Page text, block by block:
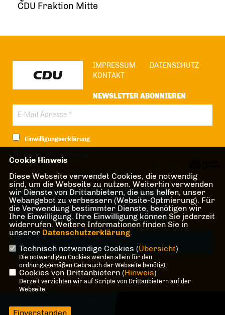
CDU Fraktion Mitte
IMPRESSUM
DATENSCHUTZ
KONTAKT
NEWSLETTER ABONNIEREN
Einwilligungserklärung
der nachfolgenden Datenschutzerklärung.*
Anti-Roboter-Verifizierung
Hier klicken
Friendly Captcha ⇗
* Pflichtfeld!
Alle Rechte vorbehalten.
Cookie Hinweis
Diese Webseite verwendet Cookies, die notwendig
sind, um die Webseite zu nutzen. Weiterhin verwenden
wir Dienste von Drittanbietern, die uns helfen, unser
Webangebot zu verbessern (Website-Optmierung). Für
die Verwendung bestimmter Dienste, benötigen wir
Ihre Einwilligung. Ihre Einwilligung können Sie jederzeit
widerrufen. Weitere Informationen finden Sie in
unserer Datenschutzerklärung.
Technisch notwendige Cookies (Übersicht)
Die notwendigen Cookies werden allein für den
ordnungsgemäßen Gebrauch der Webseite benötigt.
Cookies von Drittanbietern (Hinweis)
Derzeit verzichten wir auf Scripte von Drittanbietern auf der
Webseite.
Einverstanden